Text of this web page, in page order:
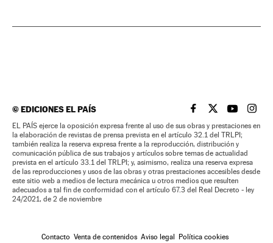
©EDICIONES EL PAÍS EL PAÍS BRASIL EN
EL PAÍSEL PAÍS
EL
EL PAÍS ejerce la oposición expresa frente al uso de sus obras y prestaciones en
la elaboración de revistas de prensa prevista en el artículo 32.1 del TRLPI;
también realiza la reserva expresa frente a la reproducción, distribución y
comunicación pública de sus trabajos y artículos sobre temas de actualidad
prevista en el artículo 33.1 del TRLPI; y, asimismo, realiza una reserva expresa
de las reproducciones y usos de las obras y otras prestaciones accesibles desde
este sitio web a medios de lectura mecánica u otros medios que resulten
adecuados a tal fin de conformidad con el artículo 67.3 del Real Decreto - ley
24/2021, de 2 de noviembre
Contacto Venta de contenidos Aviso legal Política cookies